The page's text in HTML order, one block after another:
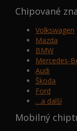
Chipované
Volkswagen
Mazda
BMW
Mercedes-
Audi
Škoda
Ford
…a další
Mobilný